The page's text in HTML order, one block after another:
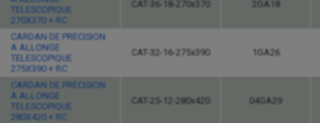
TELESCOPIQUE
270X370 + RC
CAT-36-18-270x370 2GA18
CARDAN DE PRECISION
A ALLONGE
TELESCOPIQUE
275X390 + RC
CAT-32-16-275x390 1GA26
CARDAN DE PRECISION
A ALLONGE
TELESCOPIQUE
280X420 + RC
CAT-25-12-280x420 04GA29